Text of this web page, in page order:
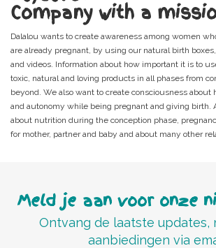
Company with a
Dalalou wants to create awareness among women
are already pregnant, by using our natural birth
and videos. Information about how important it is to
toxic, natural and loving products in all phases from
beyond. We also want to create consciousness about
and autonomy while being pregnant and giving birth.
about nutrition during the conception phase,
for mother, partner and baby and about many other
Meld je aan voor onze
Ontvang de laatste updates,
aanbiedingen via